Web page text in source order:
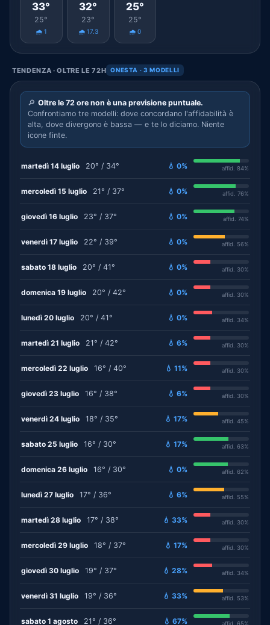
33°
25°
🌧️ 1
32°
23°
🌧️ 17.3
25°
25°
🌧️ 0
TENDENZA · OLTRE LE 72H ONESTA · 3 MODELLI
🔎 Oltre le 72 ore non è una previsione puntuale.
Confrontiamo tre modelli: dove concordano l'affidabilità è
alta, dove divergono è bassa — e te lo diciamo. Niente
icone finte.
martedì 14 luglio 20° / 34° 💧 0% affid. 84%
mercoledì 15 luglio 21° / 37° 💧 0% affid. 76%
giovedì 16 luglio 23° / 37° 💧 0% affid. 74%
venerdì 17 luglio 22° / 39° 💧 0% affid. 56%
sabato 18 luglio 20° / 41° 💧 0% affid. 30%
domenica 19 luglio 20° / 42° 💧 0% affid. 30%
lunedì 20 luglio 20° / 41° 💧 0% affid. 34%
martedì 21 luglio 21° / 42° 💧 6% affid. 30%
mercoledì 22 luglio 16° / 40° 💧 11% affid. 30%
giovedì 23 luglio 16° / 38° 💧 6% affid. 30%
venerdì 24 luglio 18° / 35° 💧 17% affid. 45%
sabato 25 luglio 16° / 30° 💧 17% affid. 63%
domenica 26 luglio 16° / 30° 💧 0% affid. 62%
lunedì 27 luglio 17° / 36° 💧 6% affid. 55%
martedì 28 luglio 17° / 38° 💧 33% affid. 30%
mercoledì 29 luglio 18° / 37° 💧 17% affid. 30%
giovedì 30 luglio 19° / 37° 💧 28% affid. 34%
venerdì 31 luglio 19° / 36° 💧 33% affid. 53%
sabato 1 agosto 21° / 36° 💧 67% affid. 65%